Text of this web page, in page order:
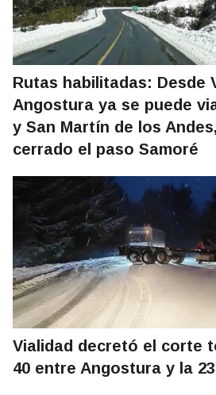
Rutas habilitadas: Desde
Angostura ya se puede
y San Martín de los
cerrado el paso Samoré
Vialidad decretó el corte
40 entre Angostura y la